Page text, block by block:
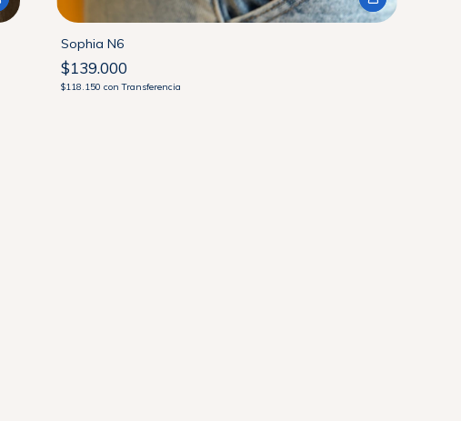
Sophia N6
$139.000
$118.150con Transferencia